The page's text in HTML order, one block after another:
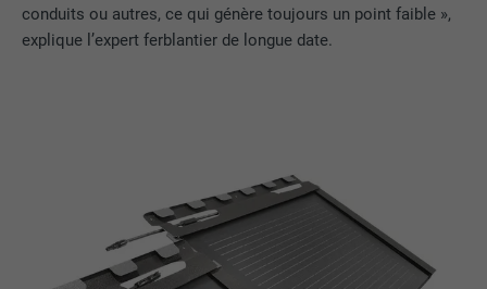
conduits ou autres, ce qui génère toujours un point faible »,
explique l’expert ferblantier de longue date.